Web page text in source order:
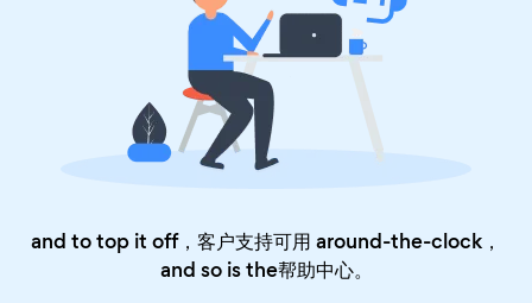
and to top it off，客户支持可用 around-the-clock，
and so is the帮助中心。